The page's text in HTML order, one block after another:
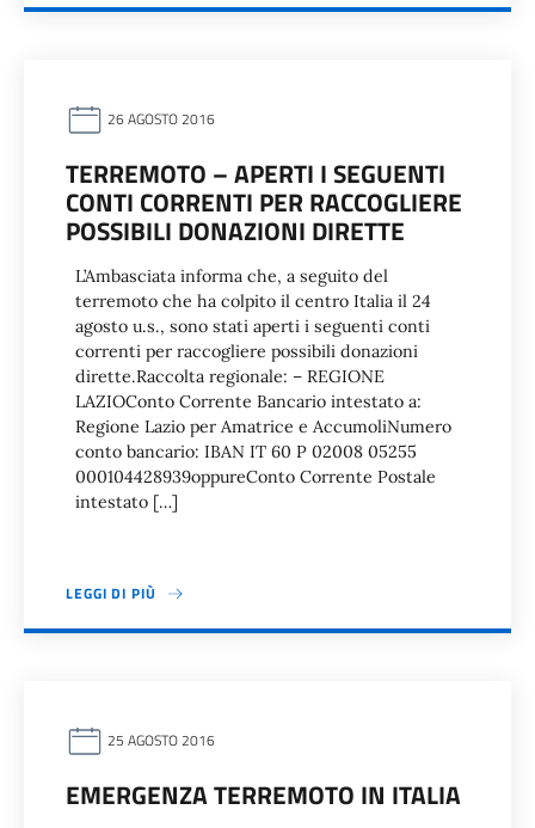
26 AGOSTO 2016
TERREMOTO – APERTI I SEGUENTI
CONTI CORRENTI PER RACCOGLIERE
POSSIBILI DONAZIONI DIRETTE
L’Ambasciata informa che, a seguito del
terremoto che ha colpito il centro Italia il 24
agosto u.s., sono stati aperti i seguenti conti
correnti per raccogliere possibili donazioni
dirette.Raccolta regionale: – REGIONE
LAZIOConto Corrente Bancario intestato a:
Regione Lazio per Amatrice e AccumoliNumero
conto bancario: IBAN IT 60 P 02008 05255
000104428939oppureConto Corrente Postale
intestato […]
LEGGI DI PIÙ
25 AGOSTO 2016
EMERGENZA TERREMOTO IN ITALIA